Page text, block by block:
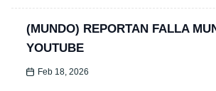
(MUNDO) REPORTAN FALLA
YOUTUBE
Feb 18, 2026